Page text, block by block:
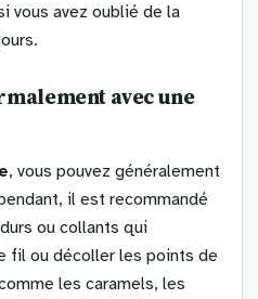
vous avez oublié de la
avec une
, vous pouvez généralement
il est recommandé
ou collants qui
fil ou décoller les points de
les caramels, les